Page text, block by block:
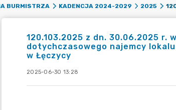
BURMISTRZA KADENCJA 2024-2029 2025
120.103.2025 z dn. 30.06.2025
dotychczasowego najemcy
w Łęczycy
2025-06-30 13:28